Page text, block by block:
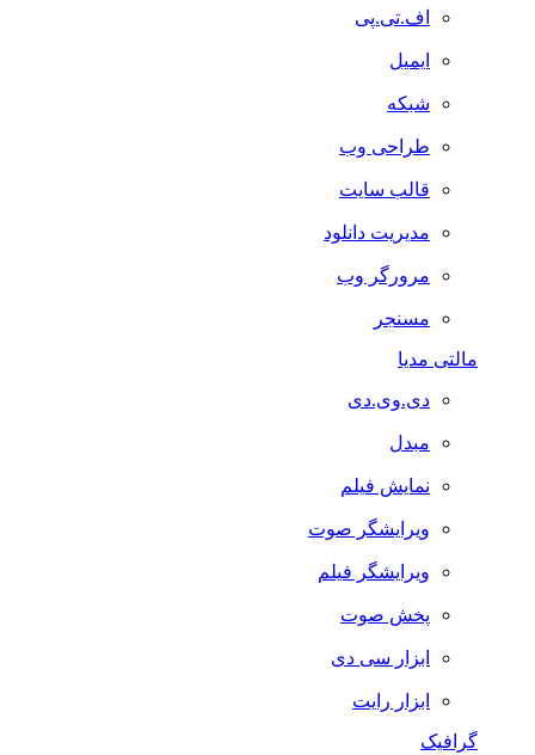
اف.تی.پی
ایمیل
شبکه
طراحی وب
قالب سایت
مدیریت دانلود
مرورگر وب
مسنجر
مالتی مدیا
دی.وی.دی
مبدل
نمایش فیلم
ویرایشگر صوت
ویرایشگر فیلم
پخش صوت
ابزار سی دی
ابزار رایت
گرافیک